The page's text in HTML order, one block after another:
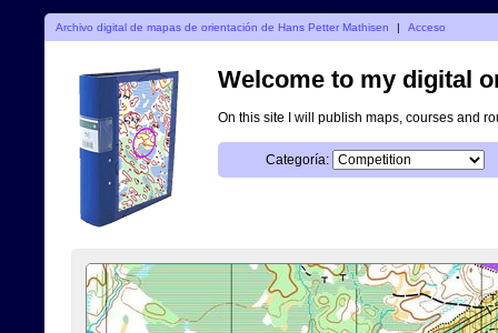
Archivo digital de mapas de orientación de Hans Petter Mathisen | Acceso
Welcome to my digital
On this site I will publish maps, courses and
Categoría: